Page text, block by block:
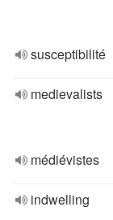
susceptibilité
medievalists
médiévistes
indwelling